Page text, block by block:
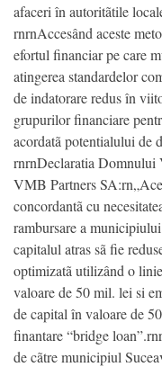
afaceri în autoritãtile
rnrnAccesând aceste
efortul financiar pe care
atingerea standardelor
de indatorare redus în
grupurilor financiare
acordatã potentialului de
rnrnDeclaratia Domnului
VMB Partners
concordantã cu
rambursare a
capitalul atras sã fie
optimizatã utilizând o
valoare de 50 mil. lei si
de capital în valoare de
finantare “bridge
de cãtre municipiul